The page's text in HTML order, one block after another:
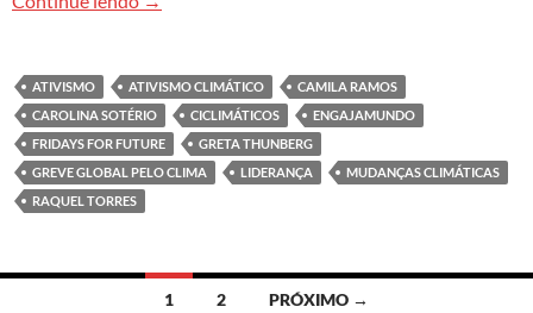
ATIVISMO ATIVISMO CLIMÁTICO
CAMILA RAMOS
CAROLINA SOTÉRIO
CICLIMÁTICOS
ENGAJAMUNDO
FRIDAYS FOR FUTURE
GRETA THUNBERG
GREVE GLOBAL PELO CLIMA
LIDERANÇA
MUDANÇAS CLIMÁTICAS
RAQUEL TORRES
1 2 PRÓXIMO →